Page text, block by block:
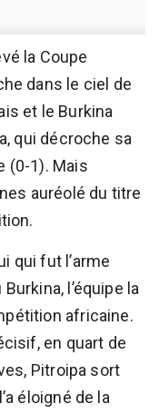
la Coupe
dans le ciel de
et le Burkina
qui décroche sa
(0-1). Mais
auréolé du titre
qui fut l’arme
l’équipe la
africaine.
en quart de
Pitroipa sort
éloigné de la